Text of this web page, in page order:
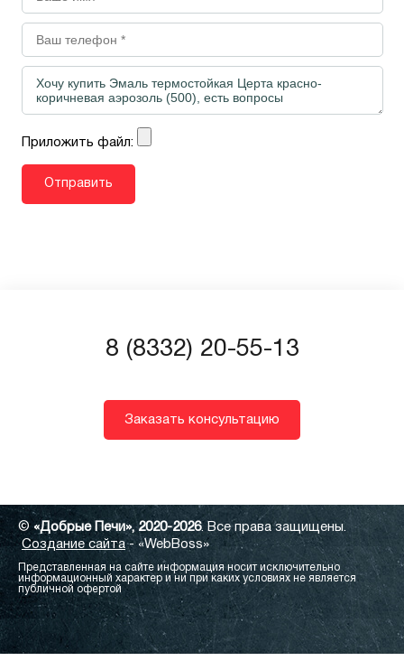
Приложить файл:
8 (8332) 20-55-13
Заказать консультацию
©«Добрые Печи», 2020-2026. Все права защищены.
Создание сайта- «WebBoss»
Представленная на сайте информация носит исключительно
информационный характер и ни при каких условиях не является
публичной офертой